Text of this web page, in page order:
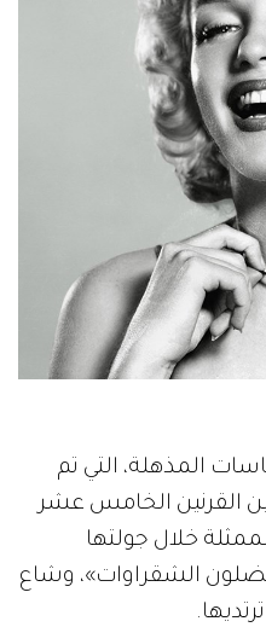
المذهلة، التي تم
القرنين الخامس عشر
خلال جولتها
الشقراوات»، وشاع